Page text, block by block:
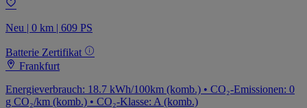
Neu | 0 km | 609 PS
Batterie Zertifikat
Frankfurt
Energieverbrauch: 18.7 kWh/100km (komb.) • CO₂-Emissionen: 0
g CO₂/km (komb.) • CO₂-Klasse: A (komb.)